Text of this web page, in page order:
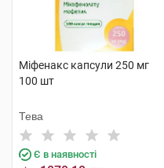
Міфенакс капсули 250 мг
100 шт
Тева
Є в наявності